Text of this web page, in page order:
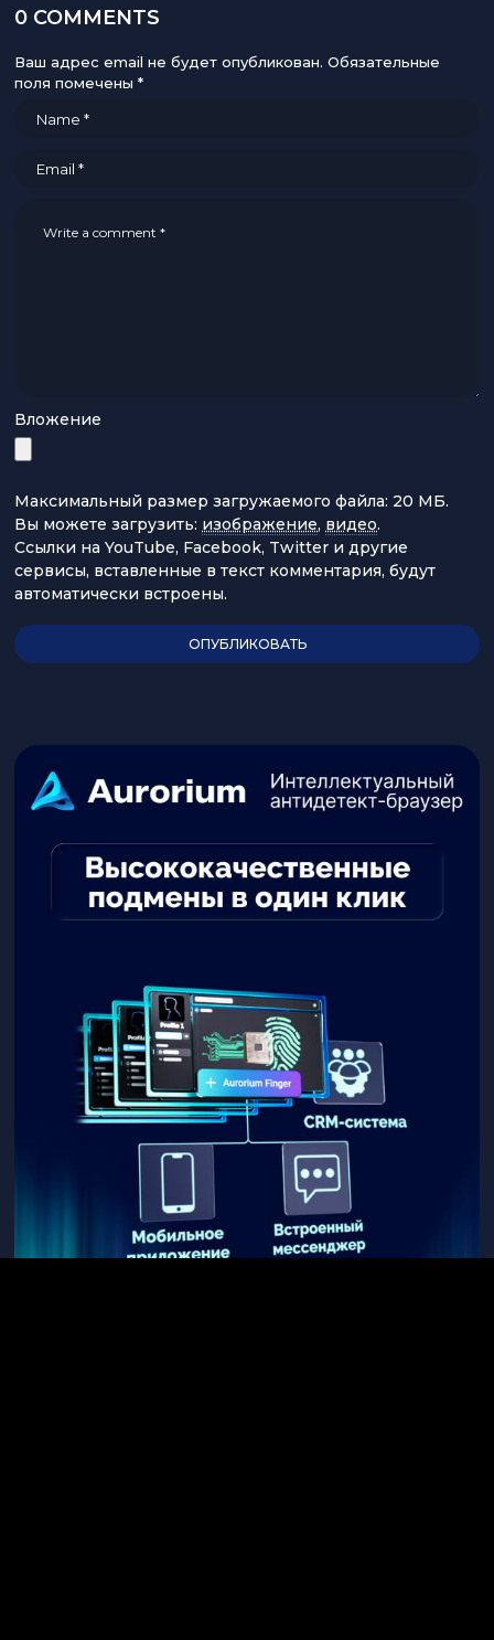
0 COMMENTS
Ваш адрес email не будет опубликован. Обязательные
поля помечены *
Вложение
Максимальный размер загружаемого файла: 20 МБ.
Вы можете загрузить: изображение, видео.
Ссылки на YouTube, Facebook, Twitter и другие
сервисы, вставленные в текст комментария, будут
автоматически встроены.